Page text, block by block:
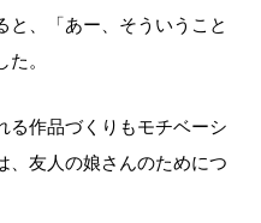
と、「あー、そういうこと
。
る作品づくりもモチベーシ
、友人の娘さんのためにつ